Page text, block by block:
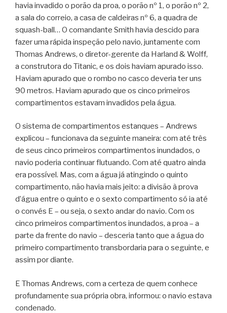
havia invadido o porão da proa, o porão nº 1, o porão nº 2,
a sala do correio, a casa de caldeiras nº 6, a quadra de
squash-ball… O comandante Smith havia descido para
fazer uma rápida inspeção pelo navio, juntamente com
Thomas Andrews, o diretor-gerente da Harland & Wolff,
a construtora do Titanic, e os dois haviam apurado isso.
Haviam apurado que o rombo no casco deveria ter uns
90 metros. Haviam apurado que os cinco primeiros
compartimentos estavam invadidos pela água.
O sistema de compartimentos estanques – Andrews
explicou – funcionava da seguinte maneira: com até três
de seus cinco primeiros compartimentos inundados, o
navio poderia continuar flutuando. Com até quatro ainda
era possível. Mas, com a água já atingindo o quinto
compartimento, não havia mais jeito: a divisão à prova
d’água entre o quinto e o sexto compartimento só ia até
o convés E – ou seja, o sexto andar do navio. Com os
cinco primeiros compartimentos inundados, a proa – a
parte da frente do navio – desceria tanto que a água do
primeiro compartimento transbordaria para o seguinte, e
assim por diante.
E Thomas Andrews, com a certeza de quem conhece
profundamente sua própria obra, informou: o navio estava
condenado.